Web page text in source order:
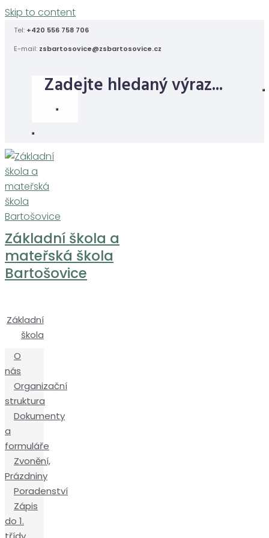
Skip to content
Tel: +420 556 758 706
E-mail: zsbartosovice@zsbartosovice.cz
Základní škola a
mateřská škola
Bartošovice
Základní
škola
O
nás
Organizační
struktura
Dokumenty
a
formuláře
Zvonění,
Prázdniny
Poradenství
Zápis
do 1.